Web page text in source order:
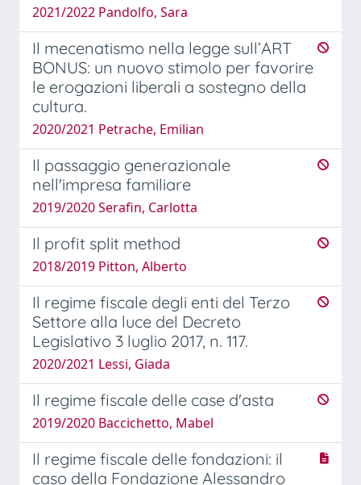
2021/2022 Pandolfo, Sara
Il mecenatismo nella legge sull’ART
BONUS: un nuovo stimolo per favorire
le erogazioni liberali a sostegno della
cultura.
2020/2021 Petrache, Emilian
Il passaggio generazionale
nell'impresa familiare
2019/2020 Serafin, Carlotta
Il profit split method
2018/2019 Pitton, Alberto
Il regime fiscale degli enti del Terzo
Settore alla luce del Decreto
Legislativo 3 luglio 2017, n. 117.
2020/2021 Lessi, Giada
Il regime fiscale delle case d'asta
2019/2020 Baccichetto, Mabel
Il regime fiscale delle fondazioni: il
caso della Fondazione Alessandro